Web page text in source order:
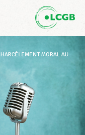
HARCÈLEMENT MORAL AU